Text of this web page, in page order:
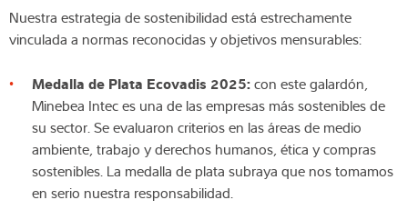
Nuestra estrategia de sostenibilidad está estrechamente
vinculada a normas reconocidas y objetivos mensurables:
Medalla de Plata Ecovadis 2025:con este galardón,
Minebea Intec es una de las empresas más sostenibles de
su sector. Se evaluaron criterios en las áreas de medio
ambiente, trabajo y derechos humanos, ética y compras
sostenibles. La medalla de plata subraya que nos tomamos
en serio nuestra responsabilidad.